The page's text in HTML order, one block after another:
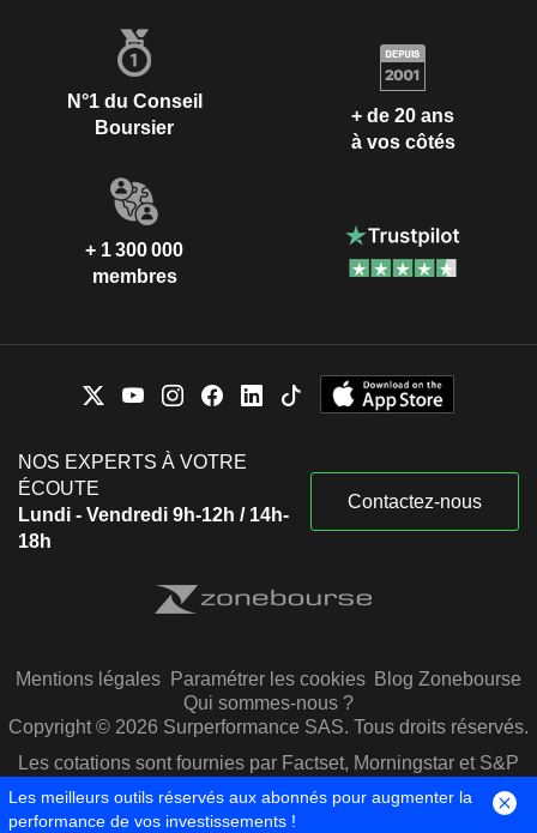
N°1 du Conseil
Boursier
+ de 20 ans
à vos côtés
+ 1 300 000
membres
NOS EXPERTS À VOTRE
ÉCOUTE
Lundi - Vendredi 9h-12h / 14h-
18h
Contactez-nous
Mentions légales Paramétrer les cookies Blog Zonebourse
Qui sommes-nous ?
Copyright © 2026 Surperformance SAS. Tous droits réservés.
Les cotations sont fournies par Factset, Morningstar et S&P
Capital IQ
Les meilleurs outils réservés aux abonnés pour augmenter la
performance de vos investissements !